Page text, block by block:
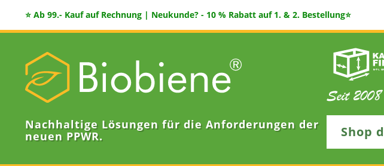
⭐ Ab 99.- Kauf auf Rechnung | Neukunde? - 10 % Rabatt auf 1. & 2. Bestellung⭐
Nachhaltige Lösungen für die Anforderungen der
neuen PPWR.